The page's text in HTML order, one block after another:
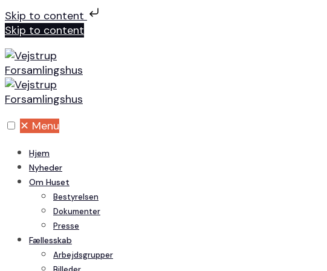
Skip to content
Skip to content
✕ Menu
Hjem
Nyheder
Om Huset
Bestyrelsen
Dokumenter
Presse
Fællesskab
Arbejdsgrupper